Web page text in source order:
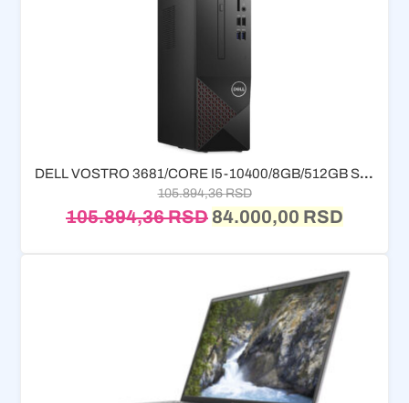
DELL VOSTRO 3681/CORE I5-10400/8GB/512GB SSD/INTELUHD 630/DVD RW/WLAN +BT/KB/MOUSE/W10PRO
105.894,36RSD
105.894,36RSD 84.000,00 RSD